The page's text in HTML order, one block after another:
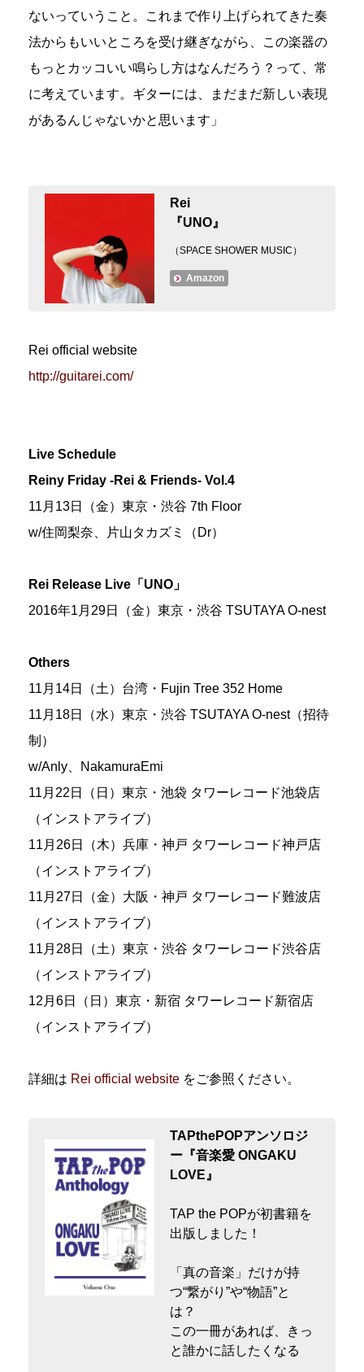
ないっていうこと。これまで作り上げられてきた奏
法からもいいところを受け継ぎながら、この楽器の
もっとカッコいい鳴らし方はなんだろう？って、常
に考えています。ギターには、まだまだ新しい表現
があるんじゃないかと思います」
Rei
『UNO』
（SPACE SHOWER MUSIC）
Amazon
Rei official website
http://guitarei.com/
Live Schedule
Reiny Friday -Rei & Friends- Vol.4
11月13日（金）東京・渋谷 7th Floor
w/住岡梨奈、片山タカズミ（Dr）
Rei Release Live「UNO」
2016年1月29日（金）東京・渋谷 TSUTAYA O-nest
Others
11月14日（土）台湾・Fujin Tree 352 Home
11月18日（水）東京・渋谷 TSUTAYA O-nest（招待
制）
w/Anly、NakamuraEmi
11月22日（日）東京・池袋 タワーレコード池袋店
（インストアライブ）
11月26日（木）兵庫・神戸 タワーレコード神戸店
（インストアライブ）
11月27日（金）大阪・神戸 タワーレコード難波店
（インストアライブ）
11月28日（土）東京・渋谷 タワーレコード渋谷店
（インストアライブ）
12月6日（日）東京・新宿 タワーレコード新宿店
（インストアライブ）
詳細は Rei official website をご参照ください。
TAPthePOPアンソロジ
ー『音楽愛 ONGAKU
LOVE』
TAP the POPが初書籍を
出版しました！
「真の音楽」だけが持
つ“繋がり”や“物語”と
は？
この一冊があれば、きっ
と誰かに話したくなる